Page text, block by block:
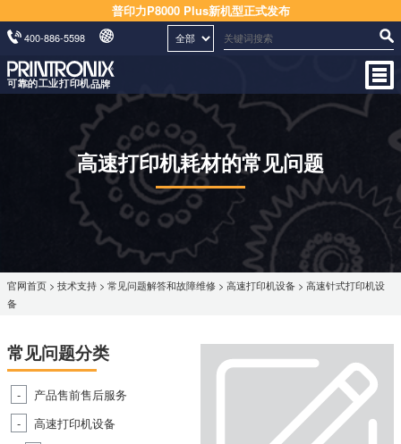
普印力P8000 Plus新机型正式发布
400-886-5598
高速打印机耗材的常见问题
官网首页 > 技术支持 > 常见问题解答和故障维修 > 高速打印机设备 > 高速针式打印机设
备
常见问题分类
产品售前售后服务
高速打印机设备